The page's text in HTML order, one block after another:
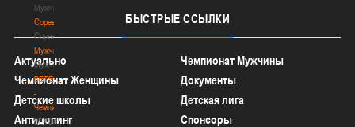
Мужчины
Соревнования
Соревнования
Мужчины
Мужчины
BETERA
-
Чемпионат
BETERA
БЫСТРЫЕ ССЫЛКИ
Актуально
Чемпионат Мужчины
Чемпионат Женщины
Документы
Детские школы
Детская лига
Антидопинг
Спонсоры